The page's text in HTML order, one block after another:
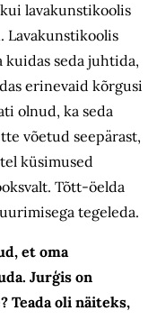
lavakunstikoolis
Lavakunstikoolis
kuidas seda juhtida,
erinevaid kõrgusi
olnud, ka seda
võetud seepärast,
küsimused
Tõtt-öelda
tegeleda.
et oma
Jurģis on
Teada oli näiteks,